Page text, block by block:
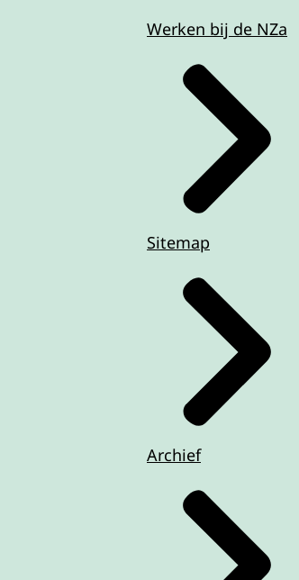
Werken bij de NZa
Sitemap
Archief